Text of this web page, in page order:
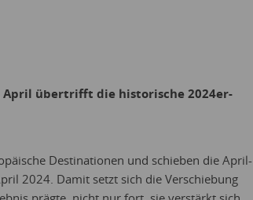
April übertrifft die historische 2024er-
Destinationen und schieben die April-
2024. Damit setzt sich die Verschiebung